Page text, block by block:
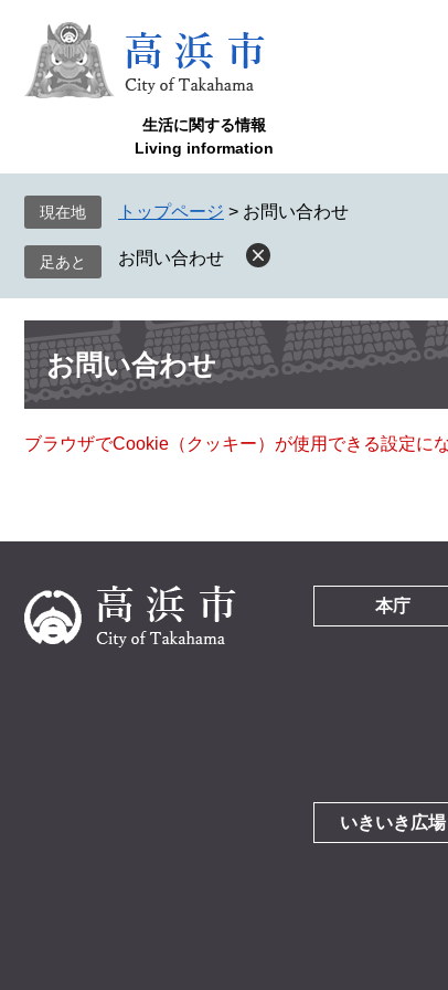
で
ば
へ
生活に関する情報
Living information
現在地 トップページ > お問い合わせ
お問い合わせ
本
文 お問い合わせ
ブラウザでCookie（クッキー）が使用できる設定に
本庁
いきいき広場